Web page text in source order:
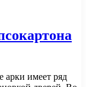
арки имеет ряд